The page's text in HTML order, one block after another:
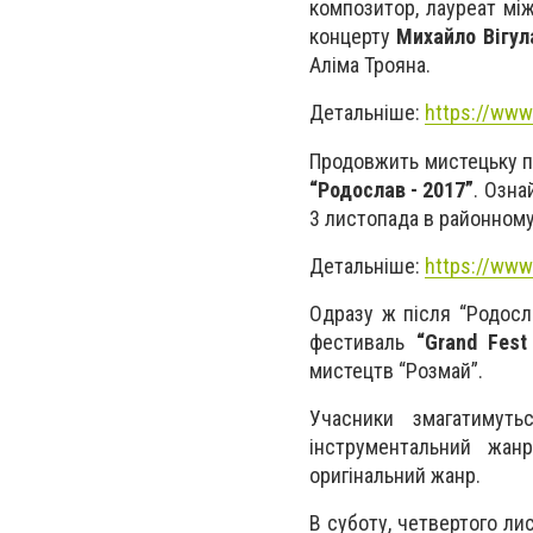
композитор, лауреат
концерту Михайло
Аліма Трояна.
Детальніше: https://
Продовжить мистецьку
“Родослав - 2017”.
3 листопада в
Детальніше: https://
Одразу ж після
фестиваль “Grand
мистецтв “Розмай”.
Учасники
інструментальний
оригінальний жанр.
В суботу, четвертого